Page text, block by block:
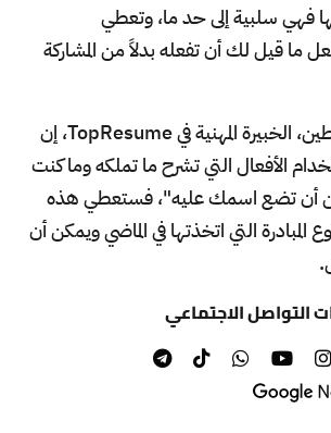
فهي سلبية إلى حد ما، وتعطي
ما قيل لك أن تفعله بدلاً من المشاركة
تقول أماندا أوغسطين، الخبيرة المهنية في TopResume، إن
الأفعال التي تشرح ما تملكه وما كنت
أن تضع اسمك عليه"، فستعطي هذه
المبادرة التي اتخذتها في الماضي ويمكن أن
التواصل الاجتماعي